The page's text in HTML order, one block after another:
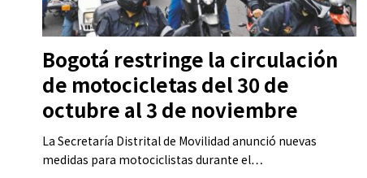
Bogotá restringe la circulación
de motocicletas del 30 de
octubre al 3 de noviembre
La Secretaría Distrital de Movilidad anunció nuevas
medidas para motociclistas durante el…